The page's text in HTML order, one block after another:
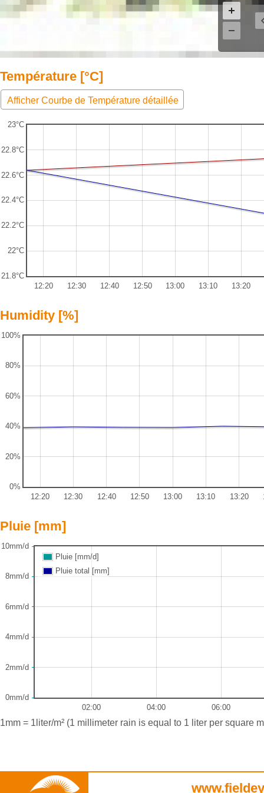
Température [°C]
Afficher Courbe de Température détaillée
12:20 12:30 12:40 12:50 13:00 13:10 13:20
21.8°C
22°C
22.2°C
22.4°C
22.6°C
22.8°C
23°C
Humidity [%]
12:20 12:30 12:40 12:50 13:00 13:10 13:20
0%
20%
40%
60%
80%
100%
Pluie [mm]
02:00 04:00 06:00
0mm/d
2mm/d
4mm/d
6mm/d
8mm/d
10mm/d
Pluie [mm/d]
Pluie total [mm]
1mm = 1liter/m² (1 millimeter rain is equal to 1 liter per square